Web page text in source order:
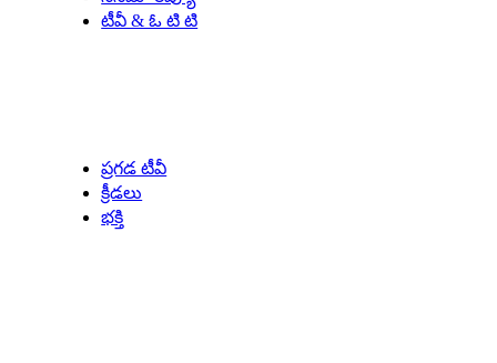
టీవీ & ఓ టి టి
ప్రగడ టీవీ
క్రీడలు
భక్తి